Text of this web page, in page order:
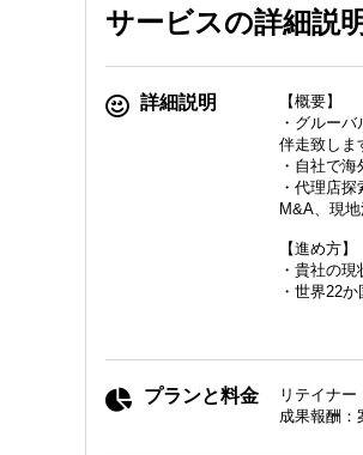
サービスの詳細説明
詳細説明
【概要】
・グルー
伴走致しま
・自社で
・代理店
M&A、現
【進め方】
・貴社の
・世界22
プランと料金
リテイナー
成果報酬：